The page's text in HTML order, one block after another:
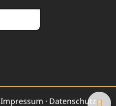
Impressum · Datenschutz·